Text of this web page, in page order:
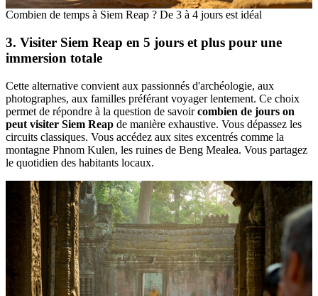
Combien de temps à Siem Reap ? De 3 à 4 jours est idéal
3. Visiter Siem Reap en 5 jours et plus pour une
immersion totale
Cette alternative convient aux passionnés d'archéologie, aux
photographes, aux familles préférant voyager lentement. Ce choix
permet de répondre à la question de savoircombien de jours on
peut visiter Siem Reap de manière exhaustive. Vous dépassez les
circuits classiques. Vous accédez aux sites excentrés comme la
montagne Phnom Kulen, les ruines de Beng Mealea. Vous partagez
le quotidien des habitants locaux.